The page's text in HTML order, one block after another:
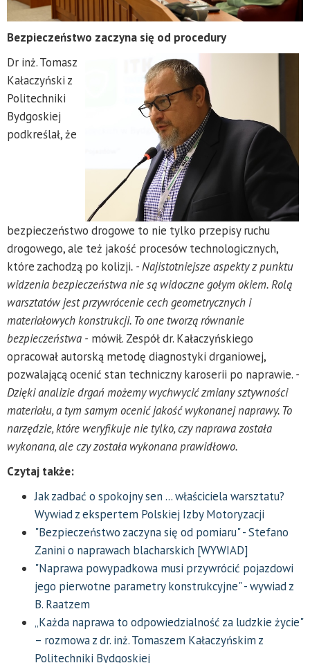
Bezpieczeństwo zaczyna się od procedury
Dr inż. Tomasz
Kałaczyński z
Politechniki
Bydgoskiej
podkreślał, że
bezpieczeństwo drogowe to nie tylko przepisy ruchu
drogowego, ale też jakość procesów technologicznych,
które zachodzą po kolizji. - Najistotniejsze aspekty z punktu
widzenia bezpieczeństwa nie są widoczne gołym okiem. Rolą
warsztatów jest przywrócenie cech geometrycznych i
materiałowych konstrukcji. To one tworzą równanie
bezpieczeństwa - mówił. Zespół dr. Kałaczyńskiego
opracował autorską metodę diagnostyki drganiowej,
pozwalającą ocenić stan techniczny karoserii po naprawie. -
Dzięki analizie drgań możemy wychwycić zmiany sztywności
materiału, a tym samym ocenić jakość wykonanej naprawy. To
narzędzie, które weryfikuje nie tylko, czy naprawa została
wykonana, ale czy została wykonana prawidłowo.
Czytaj także:
Jak zadbać o spokojny sen ... właściciela warsztatu?
Wywiad z ekspertem Polskiej Izby Motoryzacji
"Bezpieczeństwo zaczyna się od pomiaru" - Stefano
Zanini o naprawach blacharskich [WYWIAD]
"Naprawa powypadkowa musi przywrócić pojazdowi
jego pierwotne parametry konstrukcyjne" - wywiad z
B. Raatzem
„Każda naprawa to odpowiedzialność za ludzkie życie"
– rozmowa z dr. inż. Tomaszem Kałaczyńskim z
Politechniki Bydgoskiej